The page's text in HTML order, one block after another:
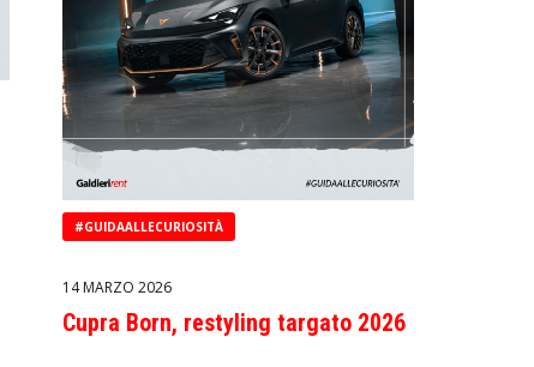
#GUIDAALLECURIOSITÀ
14 MARZO 2026
Cupra Born, restyling targato 2026